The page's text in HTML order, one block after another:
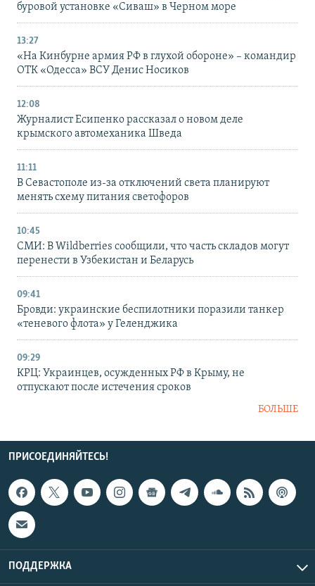
буровой установке «Сиваш» в Черном море
13:27
«На Кинбурне армия РФ в глухой обороне» – командир
ОТК «Одесса» ВСУ Денис Носиков
12:08
Журналист Есипенко рассказал о новом деле
крымского автомеханика Шведа
11:11
В Севастополе из-за отключений света планируют
менять схему питания светофоров
10:45
СМИ: В Wildberries сообщили, что часть складов могут
перенести в Узбекистан и Беларусь
09:41
Бровди: украинские беспилотники поразили танкер
«теневого флота» у Геленджика
09:29
КРЦ: Украинцев, осужденных РФ в Крыму, не
отпускают после истечения сроков
БОЛЬШЕ
ПРИСОЕДИНЯЙТЕСЬ!
ПОДДЕРЖКА